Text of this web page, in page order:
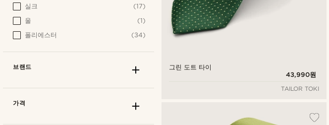
그린 도트 타이
43,990원
TAILOR TOKI
실크
(17)
울
(1)
폴리에스터
(34)
브랜드
가격